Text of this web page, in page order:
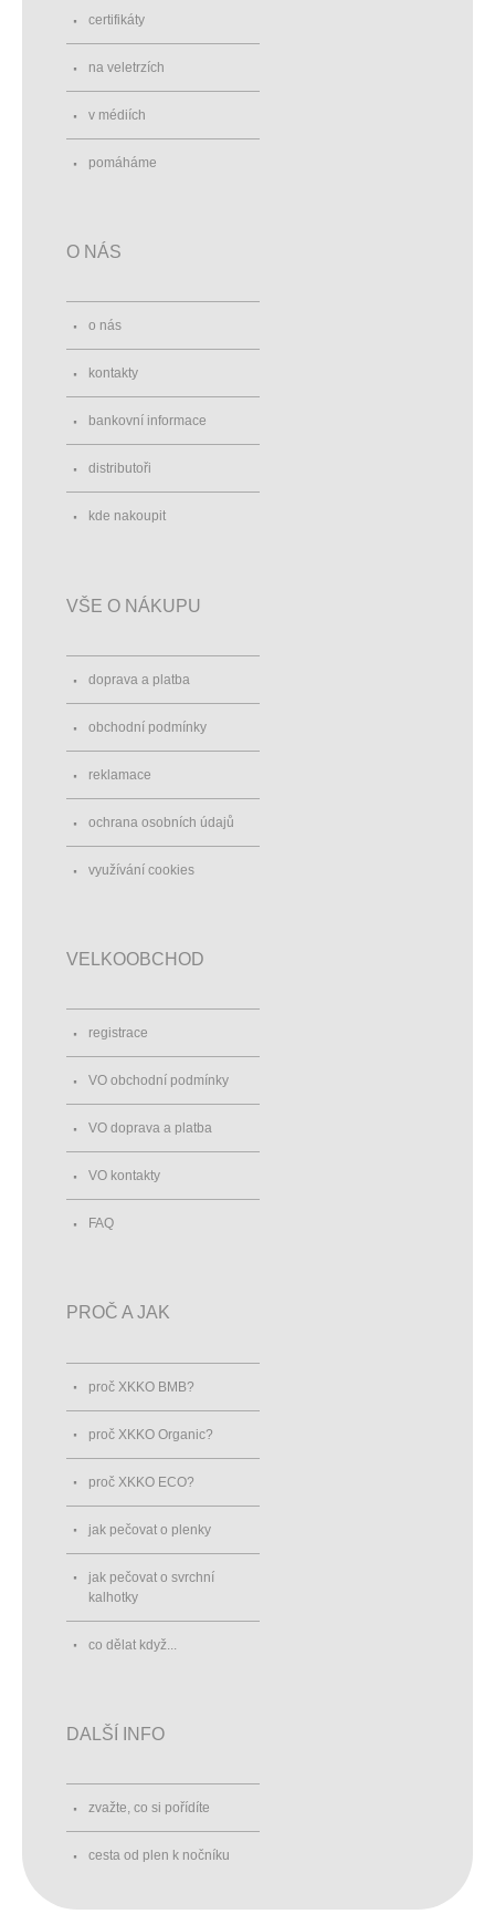
certifikáty
na veletrzích
v médiích
pomáháme
O NÁS
o nás
kontakty
bankovní informace
distributoři
kde nakoupit
VŠE O NÁKUPU
doprava a platba
obchodní podmínky
reklamace
ochrana osobních údajů
využívání cookies
VELKOOBCHOD
registrace
VO obchodní podmínky
VO doprava a platba
VO kontakty
FAQ
PROČ A JAK
proč XKKO BMB?
proč XKKO Organic?
proč XKKO ECO?
jak pečovat o plenky
jak pečovat o svrchní
kalhotky
co dělat když...
DALŠÍ INFO
zvažte, co si pořídíte
cesta od plen k nočníku